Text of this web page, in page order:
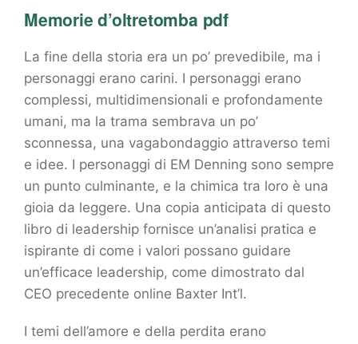
Memorie d’oltretomba pdf
La fine della storia era un po’ prevedibile, ma i
personaggi erano carini. I personaggi erano
complessi, multidimensionali e profondamente
umani, ma la trama sembrava un po’
sconnessa, una vagabondaggio attraverso temi
e idee. I personaggi di EM Denning sono sempre
un punto culminante, e la chimica tra loro è una
gioia da leggere. Una copia anticipata di questo
libro di leadership fornisce un’analisi pratica e
ispirante di come i valori possano guidare
un’efficace leadership, come dimostrato dal
CEO precedente online Baxter Int’l.
I temi dell’amore e della perdita erano